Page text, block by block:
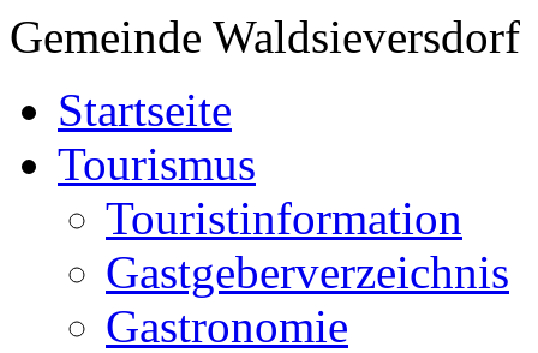
Gemeinde Waldsieversdorf
Startseite
Tourismus
Touristinformation
Gastgeberverzeichnis
Gastronomie